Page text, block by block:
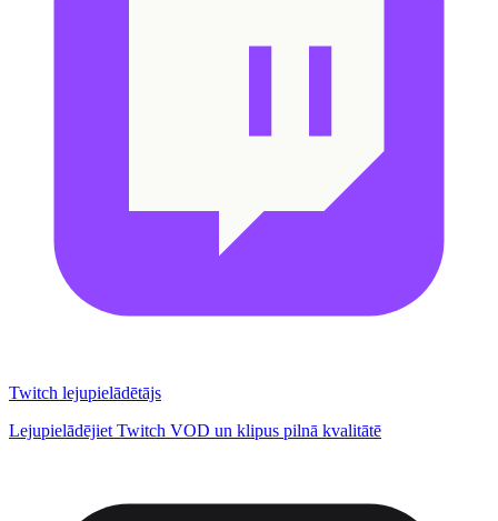
Twitch lejupielādētājs
Lejupielādējiet Twitch VOD un klipus pilnā kvalitātē